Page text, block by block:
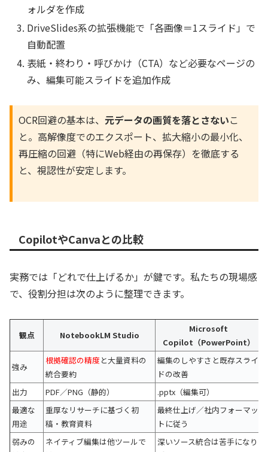
ォルダを作成
DriveSlides系の拡張機能で「各画像＝1スライド」で
自動配置
表紙・終わり・呼びかけ（CTA）など必要なページの
み、編集可能スライドを追加作成
OCR回避の基本は、 元データの画質を落とさないこ
と。高解像度でのエクスポート、拡大縮小の最小化、
再圧縮の回避（特にWeb経由の再保存）を徹底する
と、視認性が安定します。
CopilotやCanvaとの比較
実務では「どれで仕上げるか」が鍵です。私たちの現場感
で、役割分担は次のように整理できます。
観点 NotebookLM Studio
Microsoft
Copilot（PowerPoint）
強み
根拠確認の精度 と大量資料の
統合要約
編集のしやすさと既存スライ
ドの改善
出力
PDF／PNG（静的） .pptx（編集可）
最適な
用途
重厚なリサーチに基づく初
稿・教育資料
最終仕上げ／社内フォーマッ
トに従う
弱みの
ネイティブ編集は他ツールで
深いソース統合は苦手になり